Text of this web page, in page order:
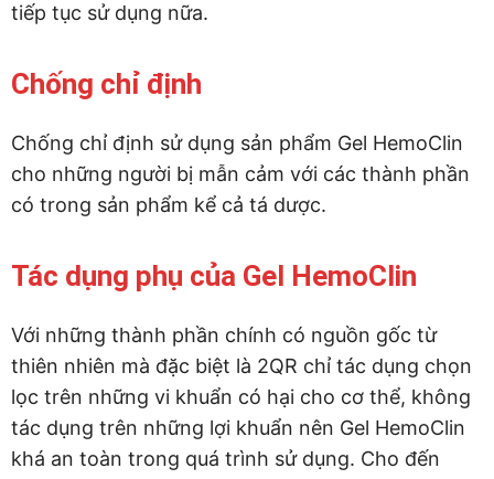
tiếp tục sử dụng nữa.
Chống chỉ định
Chống chỉ định sử dụng sản phẩm Gel HemoClin
cho những người bị mẫn cảm với các thành phần
có trong sản phẩm kể cả tá dược.
Tác dụng phụ của Gel HemoClin
Với những thành phần chính có nguồn gốc từ
thiên nhiên mà đặc biệt là 2QR chỉ tác dụng chọn
lọc trên những vi khuẩn có hại cho cơ thể, không
tác dụng trên những lợi khuẩn nên Gel HemoClin
khá an toàn trong quá trình sử dụng. Cho đến